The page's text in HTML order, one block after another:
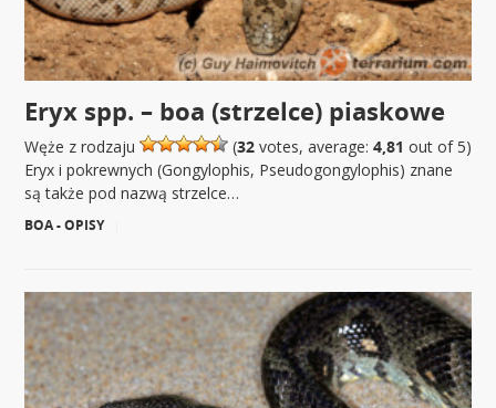
Eryx spp. – boa (strzelce) piaskowe
(32votes, average: 4,81 out of 5)
Węże z rodzaju
Eryx i pokrewnych (Gongylophis, Pseudogongylophis) znane
są także pod nazwą strzelce…
BOA - OPISY